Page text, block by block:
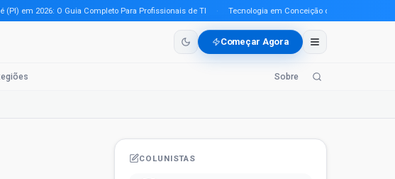
em 2026: O Guia Completo Para Profissionais de TI · Tecnologia em Conceição do Araguaia (PA) em
Começar Agora
Sobre
COLUNISTAS